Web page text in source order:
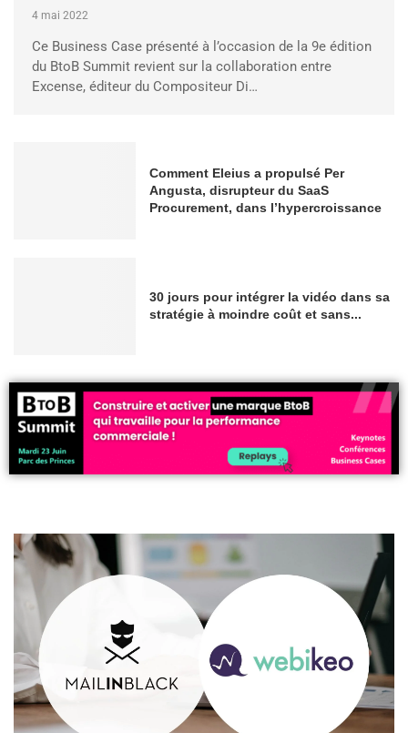
4 mai 2022
Ce Business Case présenté à l’occasion de la 9e édition
du BtoB Summit revient sur la collaboration entre
Excense, éditeur du Compositeur Di…
Comment Eleius a propulsé Per
Angusta, disrupteur du SaaS
Procurement, dans l’hypercroissance
30 jours pour intégrer la vidéo dans sa
stratégie à moindre coût et sans...